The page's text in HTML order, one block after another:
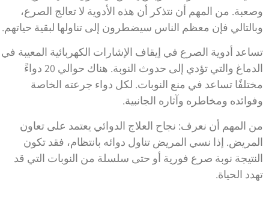
وصعبة. من المهم أن نتذكر أن هذه الأدوية لا تعالج الصرع،
وبالتالي فإن معظم الناس سيضطرون إلى تناولها لبقية حياتهم.
تساعد أدوية الصرع في إيقاف الإشارات الكهربائية المعيبة في
الدماغ والتي تؤدي إلى حدوث النوبة. هناك حوالي 20 دواءً
مختلفًا تساعد في منع النوبات. لكل دواء جرعته الخاصة
وفوائده ومخاطره وآثاره الجانبية.
من المهم أن نعرف: نجاح العلاج الدوائي يعتمد على تعاون
المريض. إذا نسي المريض تناول دوائه بانتظام، فقد تكون
النتيجة نوبة صرع فورية أو حتى سلسلة من النوبات التي قد
تهدد الحياة.